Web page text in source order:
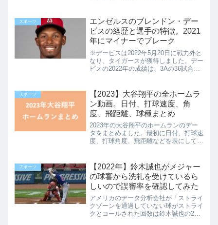
翔平選手の試合を見るには、以下の5つ
のチャンネルがあ...
スポーツ
エンゼルスのブレンドン・デー
ビスの経歴と選手の特徴。2021
年にマイナーでブレーク
※デービスは2022年5月20日に戦力外と
なり、タイガースが獲得しました。デー
ビスの2022年の成績は、3Aの36試合で
す。2021年11月にエンゼルスはブ...
スポーツ
【2023】大谷翔平の全ホームラ
ン動画。日付、打球速度、角
度、飛距離、球種まとめ
2023年の大谷翔平のホームランのデー
タをまとめました。最初に日付、打球速
度、打球角度、飛距離などを表にしてい
細データを、各ホームランごとにまとめ
ています。（ページが重...
スポーツ
【2022年】鈴木誠也がメジャー
の球審から洗礼を受けているら
しいので誤審率を確認してみた
アメリカのデータ分析会社が「ストライ
クゾーンを通過していない球がストライ
クとコールされた回数は鈴木誠也の24